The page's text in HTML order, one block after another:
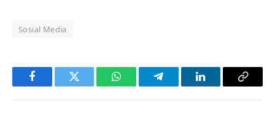
Sosial Media
FacebookTwitter WhatsAppTelegramLinkedInCopy